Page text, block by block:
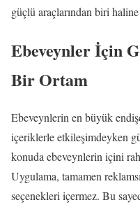
güçlü araçlarından biri
Ebeveynler İçin
Bir Ortam
Ebeveynlerin en büyük
içeriklerle etkileşimdeyken
konuda ebeveynlerin içini
Uygulama, tamamen
seçenekleri içermez. Bu